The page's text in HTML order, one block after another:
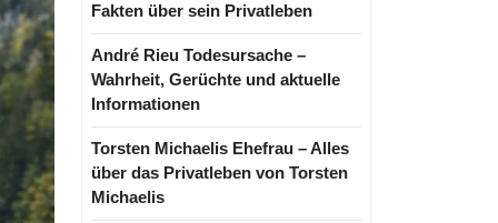
Fakten über sein Privatleben
André Rieu Todesursache –
Wahrheit, Gerüchte und aktuelle
Informationen
Torsten Michaelis Ehefrau – Alles
über das Privatleben von Torsten
Michaelis